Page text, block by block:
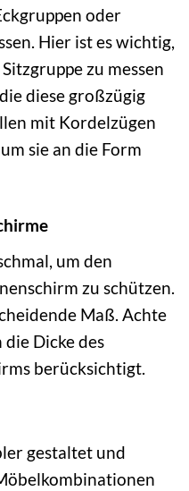
oder
Hier ist es wichtig,
zu messen
diese großzügig
mit Kordelzügen
sie an die Form
um den
zu schützen.
Maß. Achte
die Dicke des
berücksichtigt.
gestaltet und